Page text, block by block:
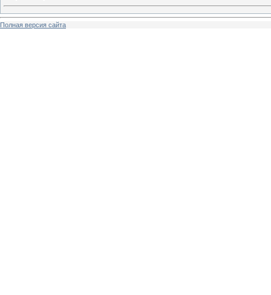
Полная версия сайта